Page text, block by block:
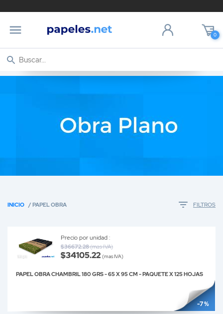
0
INICIO / PAPEL OBRA FILTROS
-7 %
Precio por unidad :
$36672.28(mas IVA)
$34105.22 (mas IVA)
PAPEL OBRA CHAMBRIL 180 GRS - 65 X 95 CM - PAQUETE X 125 HOJAS